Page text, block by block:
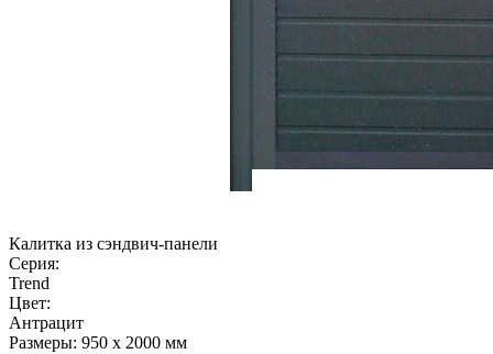
Калитка из сэндвич-панели
Серия:
Trend
Цвет:
Антрацит
Размеры: 950 x 2000 мм